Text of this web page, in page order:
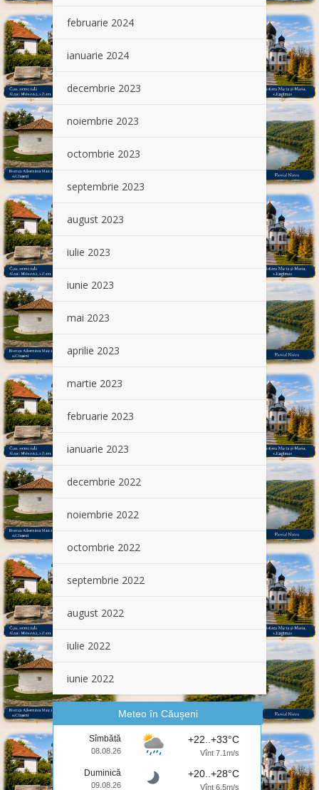
februarie 2024
ianuarie 2024
decembrie 2023
noiembrie 2023
octombrie 2023
septembrie 2023
august 2023
iulie 2023
iunie 2023
mai 2023
aprilie 2023
martie 2023
februarie 2023
ianuarie 2023
decembrie 2022
noiembrie 2022
octombrie 2022
septembrie 2022
august 2022
iulie 2022
iunie 2022
Meteo în Căuşeni
Sîmbătă
08.08.26
+22..+33°C
Vînt 7.1m/s
Duminică
09.08.26
+20..+28°C
Vînt 6.5m/s